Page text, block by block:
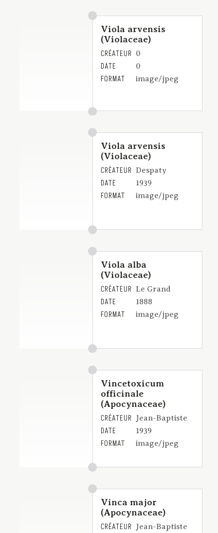
Viola arvensis
(Violaceae)
CRÉATEUR 0
DATE 0
FORMAT image/jpeg
Viola arvensis
(Violaceae)
CRÉATEUR Despaty
DATE 1939
FORMAT image/jpeg
Viola alba
(Violaceae)
CRÉATEUR Le Grand
DATE 1888
FORMAT image/jpeg
Vincetoxicum
officinale
(Apocynaceae)
CRÉATEUR Jean-Baptiste
DATE 1939
FORMAT image/jpeg
Vinca major
(Apocynaceae)
CRÉATEUR Jean-Baptiste